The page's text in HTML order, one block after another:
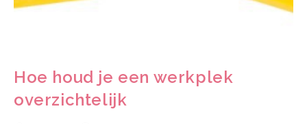
Hoe houd je een werkplek
overzichtelijk